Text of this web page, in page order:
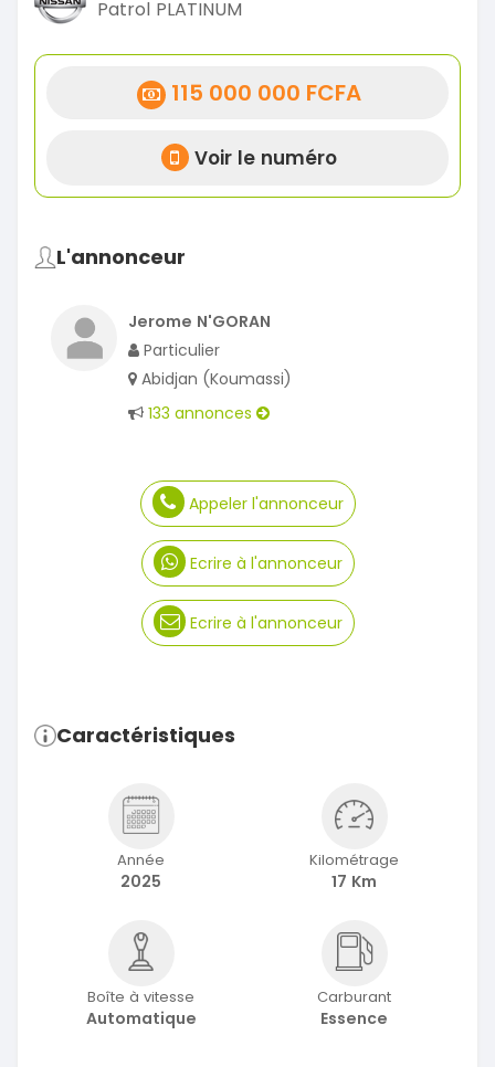
Patrol PLATINUM
115 000 000 FCFA
Voir le numéro
L'annonceur
Jerome N'GORAN
Particulier
Abidjan (Koumassi)
133 annonces
Appeler l'annonceur
Ecrire à l'annonceur
Ecrire à l'annonceur
Caractéristiques
Année
2025
Kilométrage
17 Km
Boîte à vitesse
Automatique
Carburant
Essence